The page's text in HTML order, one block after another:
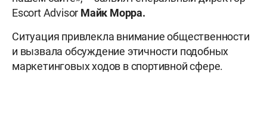
Escort Advisor Майк Морра.
Ситуация привлекла внимание общественности
и вызвала обсуждение этичности подобных
маркетинговых ходов в спортивной сфере.